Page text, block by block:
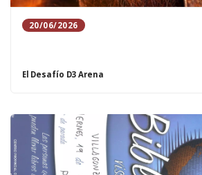
20/06/2026
El Desafío D3 Arena